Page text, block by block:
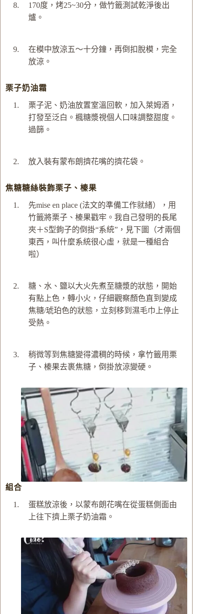
170度，烤25~30分，做竹籤測試乾淨後出
爐。
在模中放涼五～十分鐘，再倒扣脫模，完全
放涼。
栗子奶油霜
栗子泥、奶油放置室溫回軟，加入萊姆酒，
打發至泛白。楓糖漿視個人口味調整甜度。
過篩。
放入裝有蒙布朗擠花嘴的擠花袋。
焦糖糖絲裝飾栗子、榛果
先mise en place (法文的準備工作就緒），用
竹籤將栗子、榛果戳牢。我自己發明的長尾
夾＋S型鉤子的倒掛“系統”，見下圖（才兩個
東西，叫什麼系統很心虛，就是一種組合
啦）
糖、水、鹽以大火先煮至糖漿的狀態，開始
有點上色，轉小火，仔細觀察顏色直到變成
焦糖/琥珀色的狀態，立刻移到濕毛巾上停止
受熱。
稍微等到焦糖變得濃稠的時候，拿竹籤用栗
子、榛果去裹焦糖，倒掛放涼變硬。
組合
蛋糕放涼後，以蒙布朗花嘴在從蛋糕側面由
上往下擠上栗子奶油霜。